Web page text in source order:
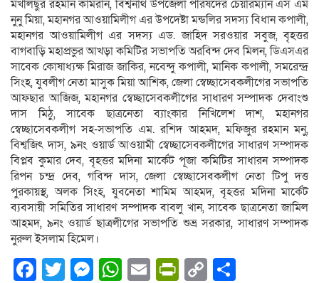
মখলিছুর রহমান কামরান, বিশ্বনাথ উপজেলা পরিষদের চেয়ারম্যান এস এম
নুনু মিয়া, মহানগর আওয়ামিলীগ এর উপদেষ্টা মন্ডলির সদস্য বিধান কপালী,
মহানগর আওয়ামিলীগ এর সদস্য এড. জাহিদ সরওয়ার সবুজ, বৃহত্তর
বাগবাড়ি মহাপ্রভুর আখড়া কমিটির সভাপতি অরবিন্দ দেব মিলন, ডিএসএর
সাবেক কোষাধ্যক্ষ মিরাজ জাকির, নবেন্দু কপালী, মানিক কপালী, সমরেন্দ্র
সিংহ, যুবলীগ নেতা মাসুক মিয়া আশিক, জেলা স্বেচ্ছাসেবকলীগের সভাপতি
আফছার আজিজ, মহানগর স্বেচ্ছাসেবকলীগের সাধারণ সম্পাদক দেবাংশু
দাস মিঠু, সাবেক ছাত্রনেতা ব্যাংকার নিখিলেশ দাশ, মহানগর
স্বেচ্ছাসেবকলীগ সহ-সভাপতি এম. রশিদ আহমদ, মফিজুর রহমান মনু,
বিশ্বজিৎ দাস, ৯নং ওয়ার্ড আওয়ামী স্বেচ্ছাসেবকলীগের সাধারণ সম্পাদক
বিপ্লব কুমার দেব, বৃহত্তর মদিনা মার্কেট পূজা কমিটির সাধারন সম্পাদক
রিপন চন্দ্র দেব, গবিন্দ দাস, জেলা স্বেচ্ছাসেবকলীগ নেতা টিপু দত্ত
পুরকায়স্থ, অলক সিংহ, যুবনেতা শামিম আহমদ, বৃহত্তর মদিনা মার্কেট
ব্যবসায়ী সমিতির সাধারণ সম্পাদক বাবলু খান, সাবেক ছাত্রনেতা জামিল
আহমদ, ৯নং ওয়ার্ড ছাত্রলীগের সভাপতি শুভ্র সরকার, সাধারণ সম্পাদক
নুরুল ইসলাম হিমেল।
Facebook
Twitter
Messenger
WhatsApp
EmailPrintFriendly
Copy